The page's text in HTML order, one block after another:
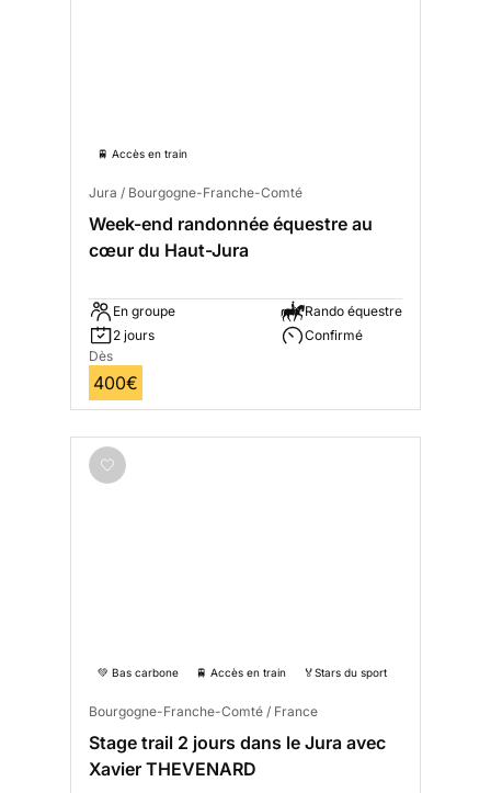
🚆 Accès en train
Jura / Bourgogne-Franche-Comté
Week-end randonnée équestre au
cœur du Haut-Jura
En groupe
2 jours
Rando équestre
Confirmé
Dès
400€
💚 Bas carbone 🚆 Accès en train 🏅Stars du sport
Bourgogne-Franche-Comté / France
Stage trail 2 jours dans le Jura avec
Xavier THEVENARD